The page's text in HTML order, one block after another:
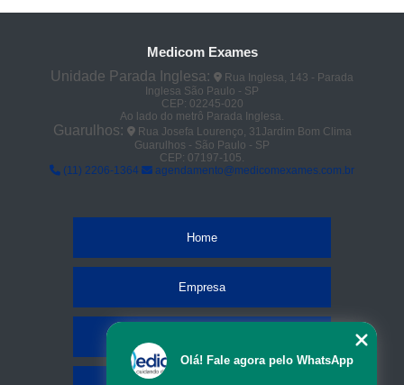
Medicom Exames
Unidade Parada Inglesa:
Rua Inglesa, 143 - Parada
Inglesa São Paulo - SP
CEP: 02245-020
Ao lado do metrô Parada Inglesa.
Guarulhos:
Rua Josefa Lourenço, 31Jardim Bom Clima
Guarulhos - São Paulo - SP
CEP: 07197-105.
(11) 2206-1364
agendamento@medicomexames.com.br
Home
Empresa
Olá! Fale agora pelo WhatsApp